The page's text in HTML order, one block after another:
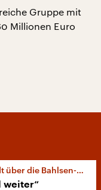
Gruppe mit
Millionen Euro
die Bahlsen-Debatte
weiter“